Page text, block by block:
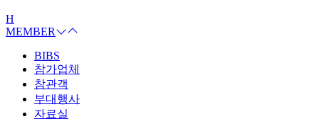
H
MEMBER
BIBS
참가업체
참관객
부대행사
자료실